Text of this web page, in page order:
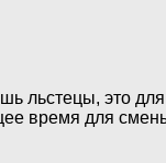
это
время для